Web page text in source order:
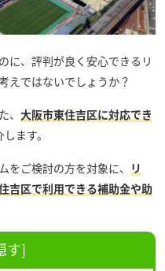
に、評判が良く安心できるリ
えではないでしょうか？
大阪市東住吉区に対応でき
ます。
ご検討の方を対象に、 リ
吉区で利用できる補助金や助
す]